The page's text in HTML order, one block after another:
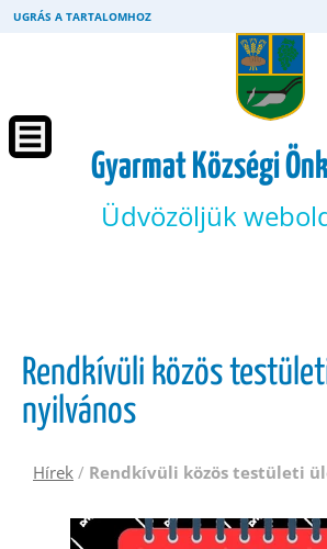
UGRÁS A TARTALOMHOZ
Gyarmat Községi
Üdvözöljük
Rendkívüli közös
nyilvános
Hírek / Rendkívüli közös testületi